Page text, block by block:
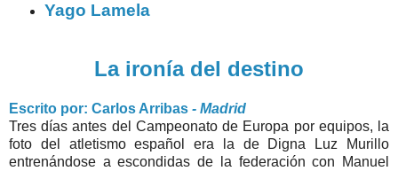
Yago Lamela
La ironía del destino
Escrito por: Carlos Arribas - Madrid
Tres días antes del Campeonato de Europa por equipos, la
foto del atletismo español era la de Digna Luz Murillo
entrenándose a escondidas de la federación con Manuel